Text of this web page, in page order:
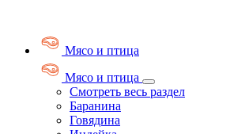
Мясо и птица
Мясо и птица
Смотреть весь раздел
Баранина
Говядина